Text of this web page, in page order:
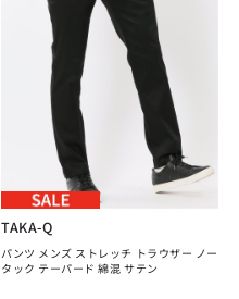
TAKA-Q
パンツ メンズ ストレッチ トラウザー ノー
タック テーパード 綿混 サテン